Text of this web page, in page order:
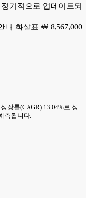
기적으로 업데이트되
￦ 8,567,000
장률(CAGR) 13.04%로 성
측됩니다.